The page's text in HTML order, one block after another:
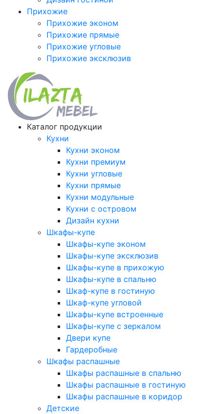
Прихожие
Прихожие эконом
Прихожие прямые
Прихожие угловые
Прихожие эксклюзив
Каталог продукции
Кухни
Кухни эконом
Кухни премиум
Кухни угловые
Кухни прямые
Кухни модульные
Кухни с островом
Дизайн кухни
Шкафы-купе
Шкафы-купе эконом
Шкафы-купе эксклюзив
Шкафы-купе в прихожую
Шкафы-купе в спальню
Шкаф-купе в гостиную
Шкаф-купе угловой
Шкафы-купе встроенные
Шкафы-купе с зеркалом
Двери купе
Гардеробные
Шкафы распашные
Шкафы распашные в спальню
Шкафы распашные в гостиную
Шкафы распашные в коридор
Детские